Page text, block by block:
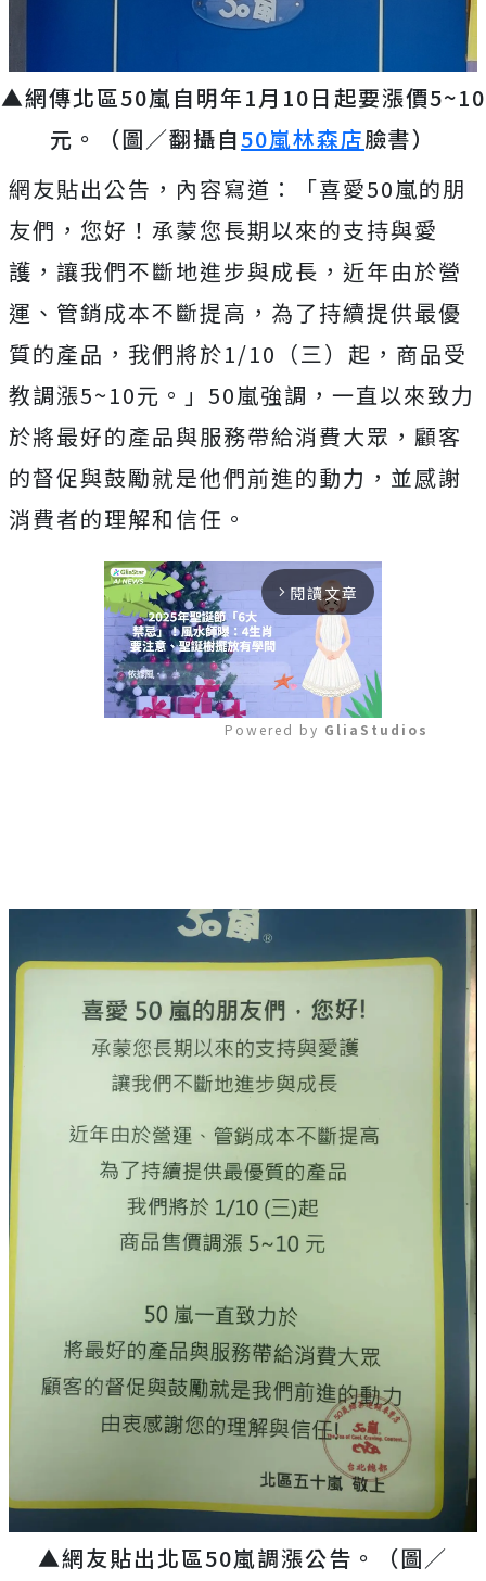
▲網傳北區50嵐自明年1月10日起要漲價5~10
元。（圖／翻攝自50嵐林森店臉書）
網友貼出公告，內容寫道：「喜愛50嵐的朋
友們，您好！承蒙您長期以來的支持與愛
護，讓我們不斷地進步與成長，近年由於營
運、管銷成本不斷提高，為了持續提供最優
質的產品，我們將於1/10（三）起，商品受
教調漲5~10元。」50嵐強調，一直以來致力
於將最好的產品與服務帶給消費大眾，顧客
的督促與鼓勵就是他們前進的動力，並感謝
消費者的理解和信任。
arrow_forward_ios 閱讀文章
Powered by GliaStudios
▲網友貼出北區50嵐調漲公告。（圖／